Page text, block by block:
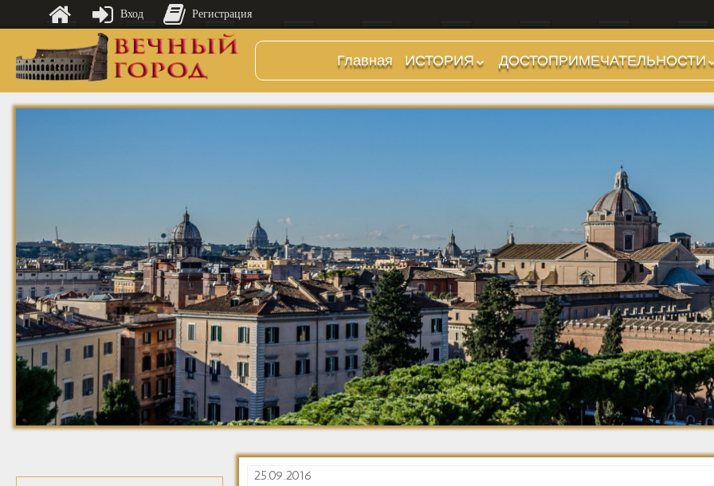
Главная
ИСТОРИЯ
Предыстория
Царский период
Империя. Принципат
(27 г до н.э. — 284 г
н.э.)
Империя. Доминат
(284-476 гг)
Темные Века. Готы
Темные Века.
Экзархат
Средневековье
Возрождение и
Барокко
ДОСТОПРИМЕЧАТЕЛЬНОСТИ
Холмы и остров.
Районы
Стадионы, Термы
Дохристианские
храмы
Христианские храмы,
базилики etc.
Дворцы
Арки, колонны и
обелиски
Фонтаны
25.09.2016
Вход Регистрация